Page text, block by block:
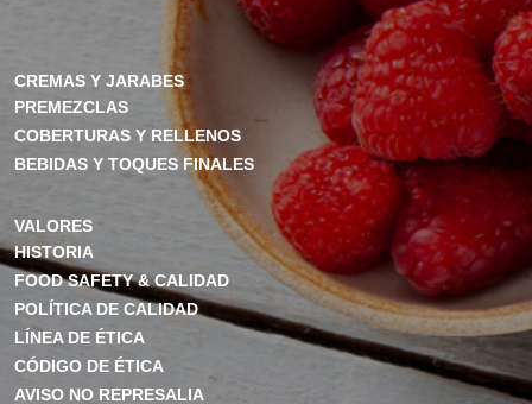
CREMAS Y JARABES
PREMEZCLAS
COBERTURAS Y RELLENOS
BEBIDAS Y TOQUES FINALES
VALORES
HISTORIA
FOOD SAFETY & CALIDAD
POLÍTICA DE CALIDAD
LÍNEA DE ÉTICA
CÓDIGO DE ÉTICA
AVISO NO REPRESALIA